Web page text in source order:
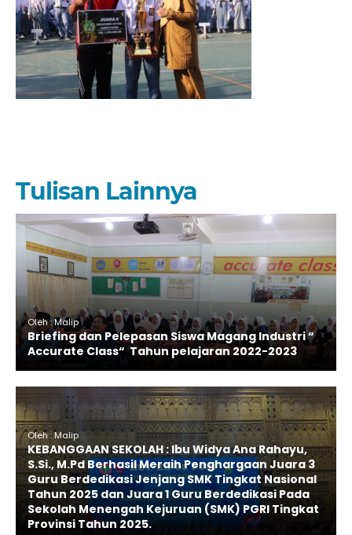
Tulisan Lainnya
Oleh : Malip
Briefing dan Pelepasan Siswa Magang Industri “
Accurate Class“ Tahun pelajaran 2022-2023
Oleh : Malip
KEBANGGAAN SEKOLAH : Ibu Widya Ana Rahayu,
S.Si., M.Pd Berhasil Meraih Penghargaan Juara 3
Guru Berdedikasi Jenjang SMK Tingkat Nasional
Tahun 2025 dan Juara 1 Guru Berdedikasi Pada
Sekolah Menengah Kejuruan (SMK) PGRI Tingkat
Provinsi Tahun 2025.